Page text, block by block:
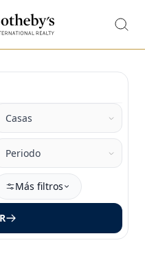
Más filtros